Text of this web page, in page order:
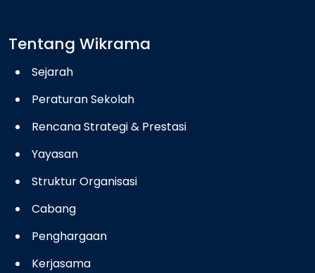
Tentang Wikrama
Sejarah
Peraturan Sekolah
Rencana Strategi & Prestasi
Yayasan
Struktur Organisasi
Cabang
Penghargaan
Kerjasama